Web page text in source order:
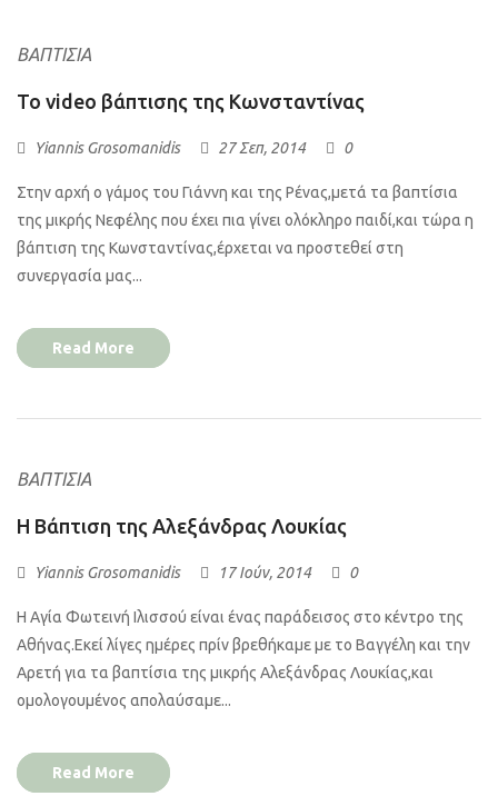
ΒΑΠΤΊΣΙΑ
Το video βάπτισης της Κωνσταντίνας
Yiannis Grosomanidis 27 Σεπ, 2014 0
Στην αρχή ο γάμος του Γιάννη και της Ρένας,μετά τα βαπτίσια
της μικρής Νεφέλης που έχει πια γίνει ολόκληρο παιδί,και τώρα η
βάπτιση της Κωνσταντίνας,έρχεται να προστεθεί στη
συνεργασία μας...
Read More
ΒΑΠΤΊΣΙΑ
H Bάπτιση της Αλεξάνδρας Λουκίας
Yiannis Grosomanidis 17 Ιούν, 2014 0
Η Αγία Φωτεινή Ιλισσού είναι ένας παράδεισος στο κέντρο της
Αθήνας.Εκεί λίγες ημέρες πρίν βρεθήκαμε με το Βαγγέλη και την
Αρετή για τα βαπτίσια της μικρής Αλεξάνδρας Λουκίας,και
ομολογουμένος απολαύσαμε...
Read More